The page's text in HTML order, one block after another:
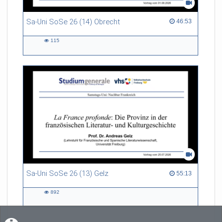
Sa-Uni SoSe 26 (14) Obrecht 46:53
46:53 duration
115
Sa-Uni SoSe 26 (13) Gelz 55:13
55:13 duration
892